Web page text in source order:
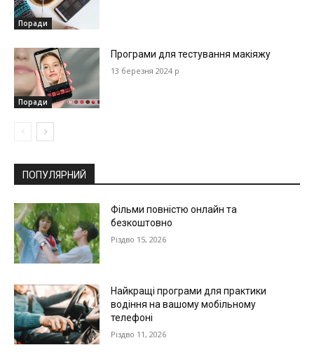
Поради
Поради
Програми для тестування макіяжу
13 березня 2024 р
ПОПУЛЯРНИЙ
Фільми повністю онлайн та
безкоштовно
Різдво 15, 2026
Найкращі програми для практики
водіння на вашому мобільному
телефоні
Різдво 11, 2026